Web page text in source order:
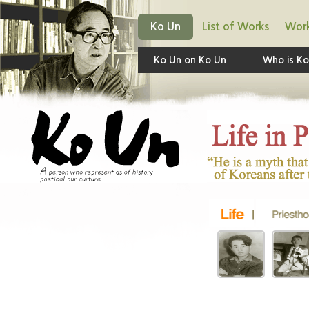
Ko Un
Ko Un on Ko Un Who is
List of Works